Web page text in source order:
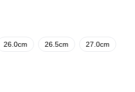
26.0cm 26.5cm 27.0cm